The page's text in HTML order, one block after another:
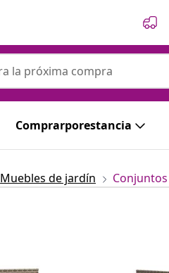
Comprarporestancia
Muebles de jardín